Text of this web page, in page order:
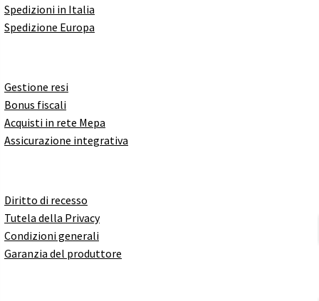
Spedizioni in Italia
Spedizione Europa
Gestione resi
Bonus fiscali
Acquisti in rete Mepa
Assicurazione integrativa
Diritto di recesso
Tutela della Privacy
Condizioni generali
Garanzia del produttore